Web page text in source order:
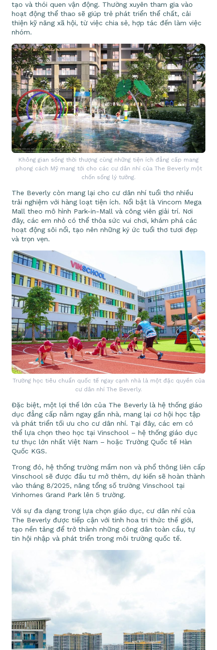
tạo và thói quen vận động. Thường xuyên tham gia vào
hoạt động thể thao sẽ giúp trẻ phát triển thể chất, cải
thiện kỹ năng xã hội, từ việc chia sẻ, hợp tác đến làm việc
nhóm.
Không gian sống thời thượng cùng những tiện ích đẳng cấp mang
phong cách Mỹ mang tới cho các cư dân nhí của The Beverly một
chốn sống lý tưởng.
The Beverly còn mang lại cho cư dân nhí tuổi thơ nhiều
trải nghiệm với hàng loạt tiện ích. Nổi bật là Vincom Mega
Mall theo mô hình Park-in-Mall và công viên giải trí. Nơi
đây, các em nhỏ có thể thỏa sức vui chơi, khám phá các
hoạt động sôi nổi, tạo nên những ký ức tuổi thơ tươi đẹp
và trọn vẹn.
Trường học tiêu chuẩn quốc tế ngay cạnh nhà là một đặc quyền của
cư dân nhí The Beverly.
Đặc biệt, một lợi thế lớn của The Beverly là hệ thống giáo
dục đẳng cấp nằm ngay gần nhà, mang lại cơ hội học tập
và phát triển tối ưu cho cư dân nhí. Tại đây, các em có
thể lựa chọn theo học tại Vinschool – hệ thống giáo dục
tư thục lớn nhất Việt Nam – hoặc Trường Quốc tế Hàn
Quốc KGS.
Trong đó, hệ thống trường mầm non và phổ thông liên cấp
Vinschool sẽ được đầu tư mở thêm, dự kiến sẽ hoàn thành
vào tháng 8/2025, nâng tổng số trường Vinschool tại
Vinhomes Grand Park lên 5 trường.
Với sự đa dạng trong lựa chọn giáo dục, cư dân nhí của
The Beverly được tiếp cận với tinh hoa tri thức thế giới,
tạo nền tảng để trở thành những công dân toàn cầu, tự
tin hội nhập và phát triển trong môi trường quốc tế.